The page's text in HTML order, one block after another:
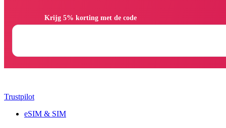
Trustpilot
eSIM & SIM